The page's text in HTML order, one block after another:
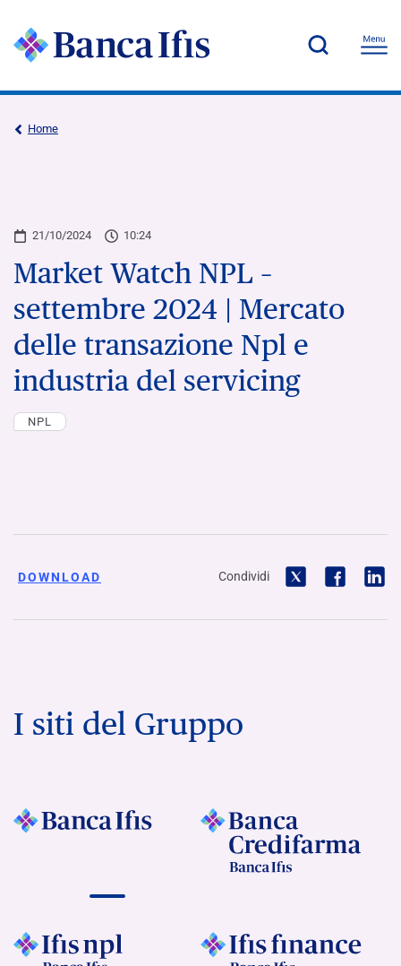
Home
21/10/2024 10:24
Market Watch NPL –
settembre 2024 | Mercato
delle transazione Npl e
industria del servicing
NPL
DOWNLOAD Condividi
I siti del Gruppo